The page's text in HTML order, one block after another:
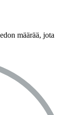
määrää, jota